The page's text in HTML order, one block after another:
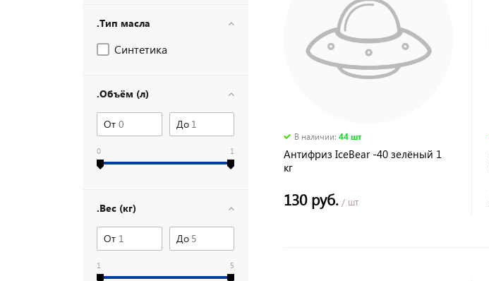
.Тип масла
Синтетика
.Объём (л)
От До
0 1
.Вес (кг)
От До
1 5
В наличии: 44 шт
Антифриз IceBear -40 зелёный 1
кг
130 руб. / шт